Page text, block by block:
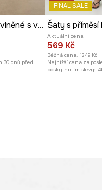
a prodyšná pro
příležitostí.
Rozšířené šaty bavlněné s výšivkou
30 dnů před
FINAL SALE
Aktuální cena:
569 Kč
Běžná cena: 1249 Kč
Nejnižší cena za
poskytnutím slevy: